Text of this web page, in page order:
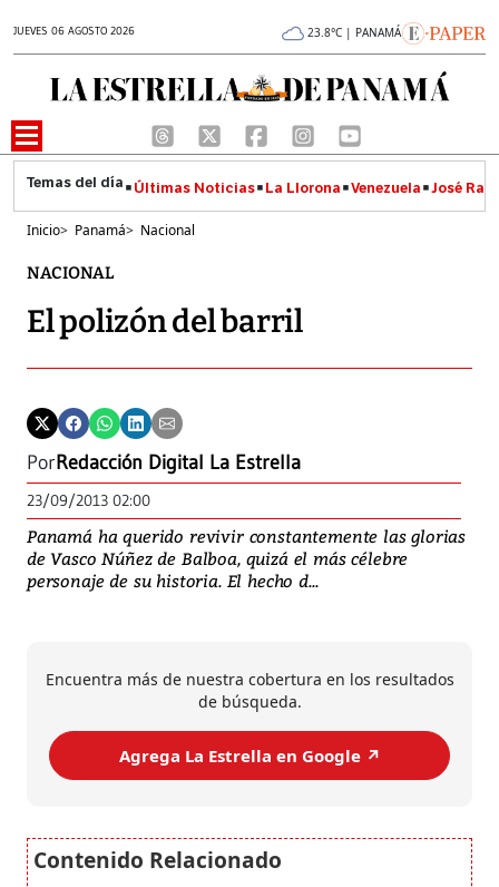
JUEVES 06 AGOSTO 2026 23.8°C | PANAMÁ
Últimas Noticias La Llorona Venezuela José
Inicio> Panamá> Nacional
NACIONAL
El polizón del barril
PorRedacción Digital La Estrella
23/09/2013 02:00
Panamá ha querido revivir constantemente las glorias
de Vasco Núñez de Balboa, quizá el más célebre
personaje de su historia. El hecho d...
Encuentra más de nuestra cobertura en los resultados
de búsqueda.
Agrega La Estrella en Google ↗️